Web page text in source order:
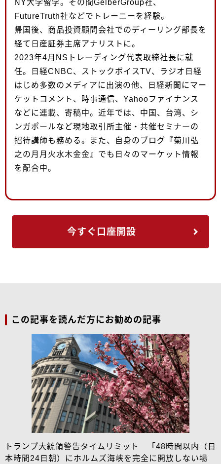
NY大学留学。その間GelberGroup社、
FutureTruth社などでトレーニーを経験。
帰国後、商品投資顧問会社でのディーリング部長を
経て日産証券主席アナリストに。
2023年4月NSトレーディング代表取締社長に就
任。日経CNBC、ストックボイスTV、ラジオ日経
はじめ多数のメディアに出演の他、日経新聞にマー
ケットコメント、時事通信、Yahooファイナンス
などに連載、寄稿中。近年では、中国、台湾、シ
ンガポールなど現地取引所主催・共催セミナーの
招待講師も務める。また、自身のブログ『菊川弘
之の月月火水木金金』でも日々のマーケット情報
を配合中。
今すぐ口座開設
この記事を読んだ方にお勧めの記事
トランプ大統領警告タイムリミット 「48時間以内（日
本時間24日朝）にホルムズ海峡を完全に開放しない場